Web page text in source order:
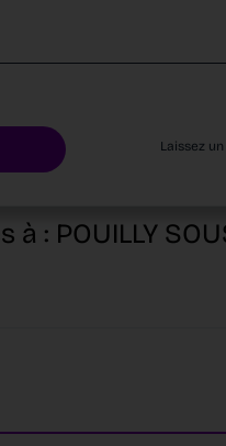
Laissez
à : POUILLY